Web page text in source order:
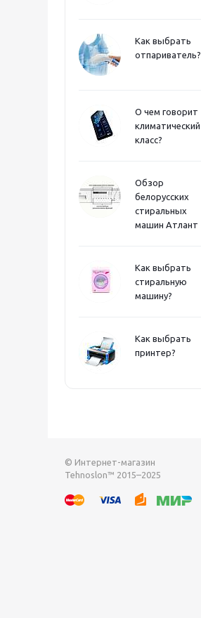
Как выбрать
отпариватель?
О чем говорит
климатический
класс?
Обзор
белорусских
стиральных
машин Атлант
Как выбрать
стиральную
машину?
Как выбрать
принтер?
© Интернет-магазин
Tehnoslon™ 2015–2025